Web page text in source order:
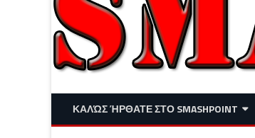
ΚΑΛΏΣ ΉΡΘΑΤΕ ΣΤΟ SMASHPOINT